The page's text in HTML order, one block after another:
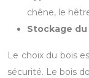
chêne, le
Stockage du
Le choix du bois
sécurité. Le bois